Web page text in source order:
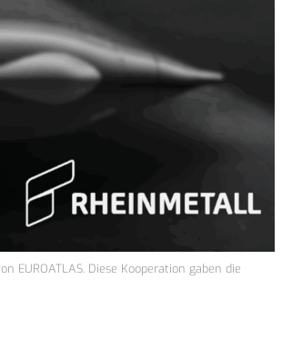
Diese Kooperation gaben die